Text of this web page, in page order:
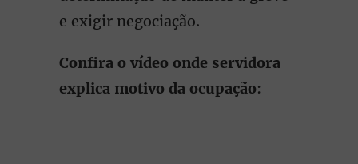
e exigir negociação.
Confira o vídeo onde servidora
explica motivo da ocupação: